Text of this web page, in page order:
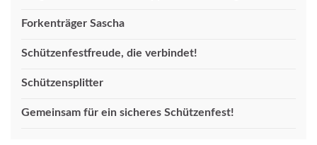
Forkenträger Sascha
Schützenfestfreude, die verbindet!
Schützensplitter
Gemeinsam für ein sicheres Schützenfest!